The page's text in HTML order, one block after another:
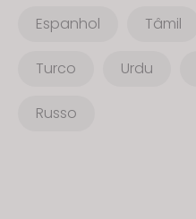
Espanhol Tâmil
Turco Urdu
Russo